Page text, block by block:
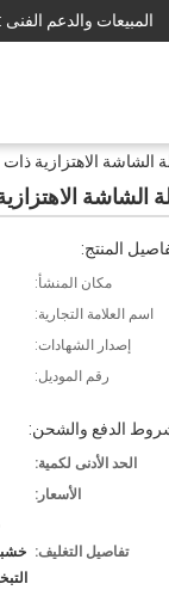
المبيعات والدعم الفنى :
الشاشة الاهتزازية
الشاشة
المنتج:
مكان المنشأ:
اسم العلامة التجارية:
إصدار الشهادات:
رقم الموديل:
الدفع والشحن:
الحد الأدنى لكمية:
الأسعار:
تفاصيل التغليف: